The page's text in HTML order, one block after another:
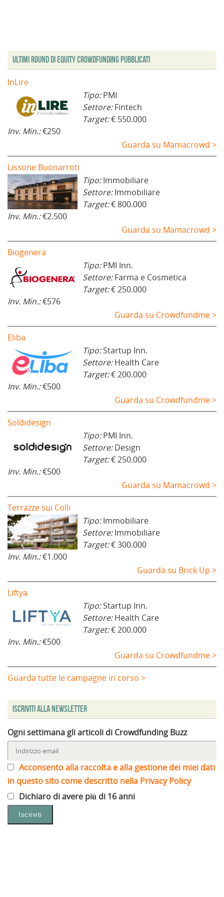
i
n
e
s
r
)
a
)
)
Ultimi Round di Equity Crowdfunding Pubblicati
InLire
Tipo:PMI
Settore:Fintech
Target:€ 550.000
Inv. Min.:€250
Guarda su Mamacrowd >
Lissone Buonarroti
Tipo:Immobiliare
Settore:Immobiliare
Target:€ 800.000
Inv. Min.:€2.500
Guarda su Mamacrowd >
Biogenera
Tipo:PMI Inn.
Settore:Farma e Cosmetica
Target:€ 250.000
Inv. Min.:€576
Guarda su Crowdfundme >
Eliba
Tipo:Startup Inn.
Settore:Health Care
Target:€ 200.000
Inv. Min.:€500
Guarda su Crowdfundme >
Soldidesign
Tipo:PMI Inn.
Settore:Design
Target:€ 250.000
Inv. Min.:€500
Guarda su Mamacrowd >
Terrazze sui Colli
Tipo:Immobiliare
Settore:Immobiliare
Target:€ 300.000
Inv. Min.:€1.000
Guarda su Brick Up >
Liftya
Tipo:Startup Inn.
Settore:Health Care
Target:€ 200.000
Inv. Min.:€500
Guarda su Crowdfundme >
Guarda tutte le campagne in corso >
Iscriviti alla Newsletter
Ogni settimana gli articoli di Crowdfunding Buzz
Acconsento alla raccolta e alla gestione dei miei dati
in questo sito come descritto nella Privacy Policy
Dichiaro di avere più di 16 anni